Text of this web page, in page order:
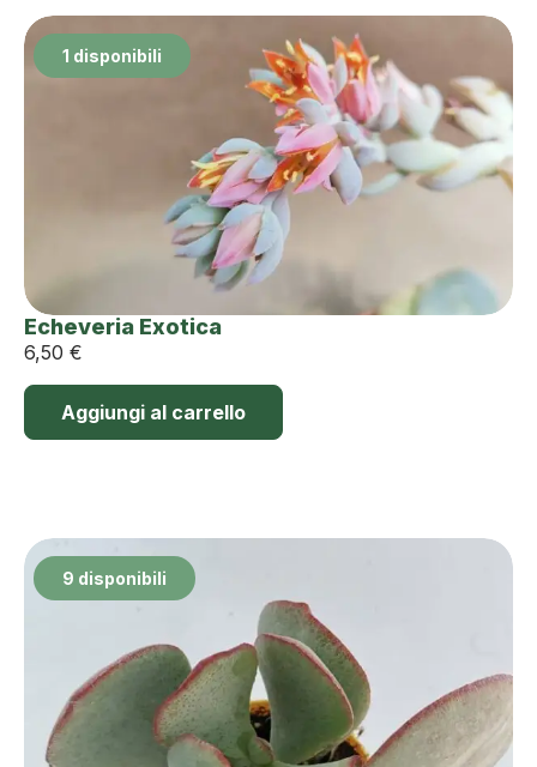
1 disponibili
Echeveria Exotica
6,50 €
Aggiungi al carrello
9 disponibili